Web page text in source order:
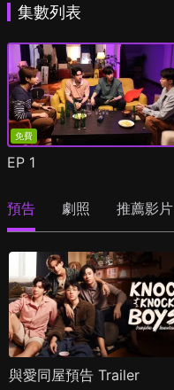
集數列表
免費
EP 1
預告 劇照 推薦影片
與愛同屋預告 Trailer